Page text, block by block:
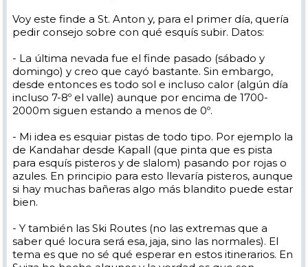
Voy este finde a St. Anton y, para el primer día, quería
pedir consejo sobre con qué esquís subir. Datos:
- La última nevada fue el finde pasado (sábado y
domingo) y creo que cayó bastante. Sin embargo,
desde entonces es todo sol e incluso calor (algún día
incluso 7-8º el valle) aunque por encima de 1700-
2000m siguen estando a menos de 0º.
- Mi idea es esquiar pistas de todo tipo. Por ejemplo la
de Kandahar desde Kapall (que pinta que es pista
para esquís pisteros y de slalom) pasando por rojas o
azules. En principio para esto llevaría pisteros, aunque
si hay muchas bañeras algo más blandito puede estar
bien.
- Y también las Ski Routes (no las extremas que a
saber qué locura será esa, jaja, sino las normales). El
tema es que no sé qué esperar en estos itinerarios. En